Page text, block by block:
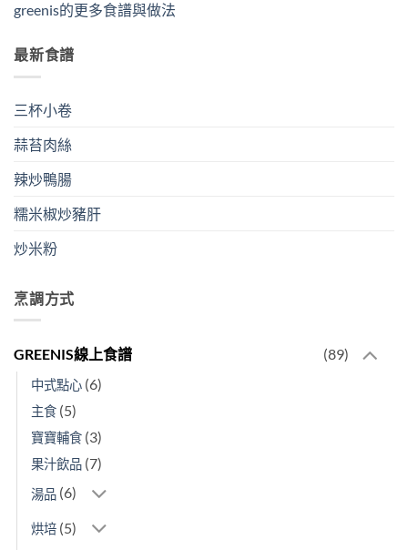
greenis的更多食譜與做法
最新食譜
三杯小卷
蒜苔肉絲
辣炒鴨腸
糯米椒炒豬肝
炒米粉
烹調方式
GREENIS線上食譜 (89)
中式點心 (6)
主食 (5)
寶寶輔食 (3)
果汁飲品 (7)
湯品 (6)
烘培 (5)